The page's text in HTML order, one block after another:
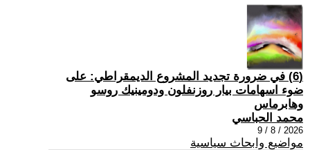
(6) في ضرورة تجديد المشروع الديمقراطي: على
ضوء اسهامات بيار روزنفلون ودومينيك روسو
وهابرماس
محمد الحباسي
2026 / 8 / 9
مواضيع وابحاث سياسية